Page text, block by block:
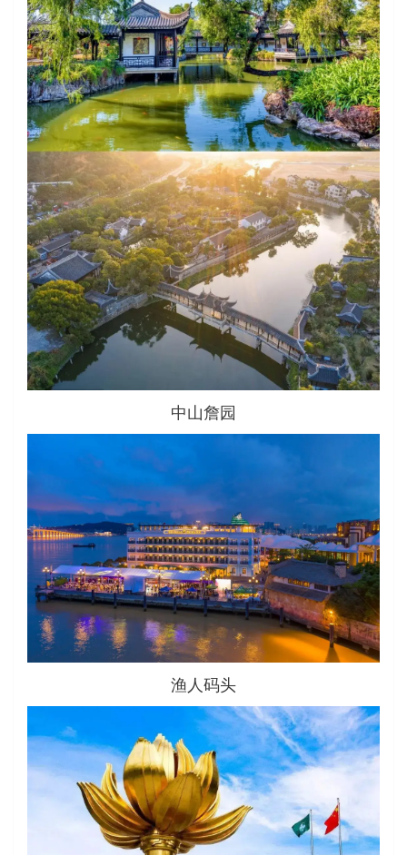
中山詹园
渔人码头